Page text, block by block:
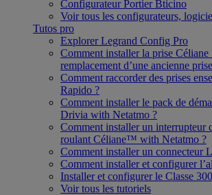
Configurateur Portier Bticino
Voir tous les configurateurs,
Tutos pro
Explorer Legrand Config Pro
Comment installer la prise
remplacement d’une ancienne
Comment raccorder des prises
Rapido ?
Comment installer le pack de
Drivia with Netatmo ?
Comment installer un interrupteur
roulant Céliane™ with Netatmo ?
Comment installer un connecteur
Comment installer et configurer
Installer et configurer le Classe
Voir tous les tutoriels